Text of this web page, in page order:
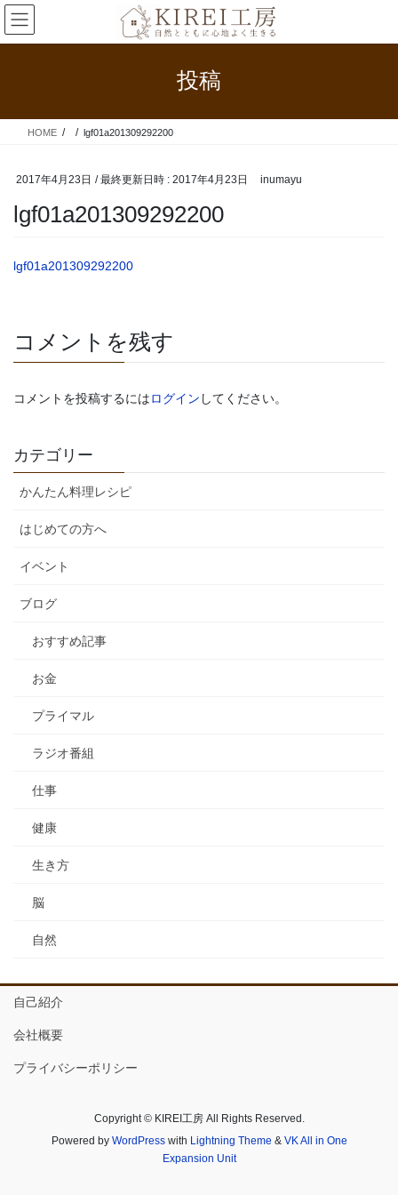
コ
ン
テ
ス
ナ
ビ
ゲ
ン
投稿
HOME lgf01a201309292200
2017年4月23日 / 最終更新日時 : 2017年4月23日 inumayu
lgf01a201309292200
lgf01a201309292200
コメントを残す
コメントを投稿するにはログイン してください。
カテゴリー
かんたん料理レシピ
はじめての方へ
イベント
ブログ
おすすめ記事
お金
プライマル
ラジオ番組
仕事
健康
生き方
脳
自然
自己紹介
会社概要
プライバシーポリシー
Copyright © KIREI工房 All Rights Reserved.
Powered by WordPresswith Lightning Theme & VK All in One
Expansion Unit